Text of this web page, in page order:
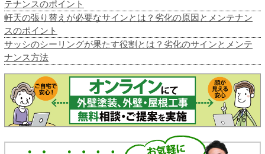
テナンスのポイント
軒天の張り替えが必要なサインとは？劣化の原因とメンテナン
スのポイント
サッシのシーリングが果たす役割とは？劣化のサインとメンテ
ナンス方法